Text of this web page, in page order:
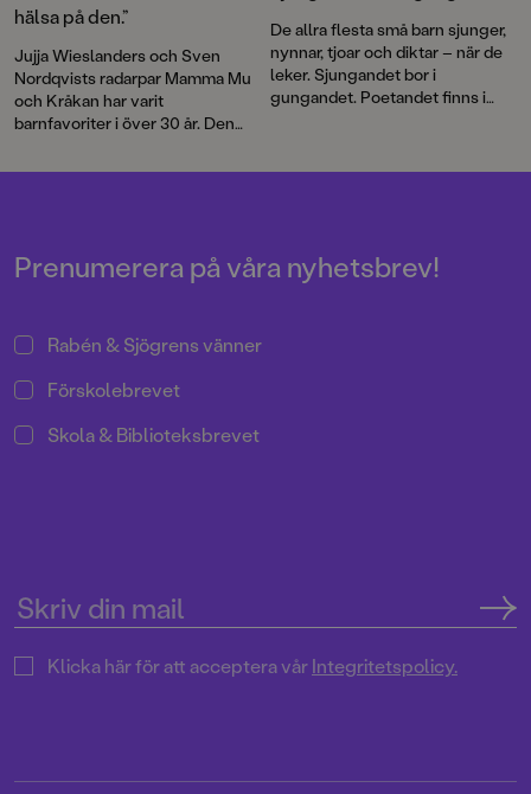
hälsa på den.”
Jujja Wieslanders och Sven
Nordqvists radarpar Mamma Mu
och Kråkan har varit
barnfavoriter i över 30 år. Den
ledsenär en varm berättelse om
De allra flesta små barn sjunger,
nynnar, tjoar och diktar – när de
leker. Sjungandet bor i
gungandet. Poetandet finns i
Prenumerera på våra nyhetsbrev!
Rabén & Sjögrens vänner
Förskolebrevet
Skola & Biblioteksbrevet
Klicka här för att acceptera vårIntegritetspolicy.